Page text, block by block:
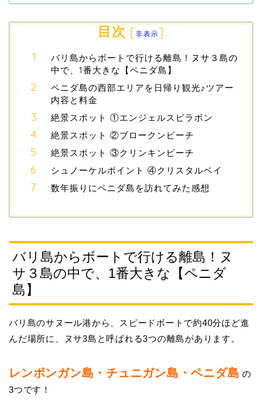
目次 [非表示]
バリ島からボートで行ける離島！ヌサ３島の
中で、1番大きな【ペニダ島】
ペニダ島の西部エリアを日帰り観光♪ツアー
内容と料金
絶景スポット ①エンジェルスビラボン
絶景スポット ②ブロークンビーチ
絶景スポット ③クリンキンビーチ
シュノーケルポイント ④クリスタルベイ
数年振りにペニダ島を訪れてみた感想
バリ島からボートで行ける離島！ヌ
サ３島の中で、1番大きな【ペニダ
島】
バリ島のサヌール港から、スピードボートで約40分ほど進
んだ場所に、ヌサ3島と呼ばれる3つの離島があります。
レンボンガン島・チュニガン島・ペニダ島 の
3つです！